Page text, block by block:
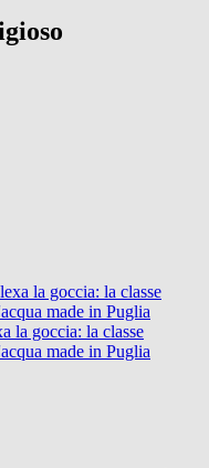
la goccia: la classe
made in Puglia